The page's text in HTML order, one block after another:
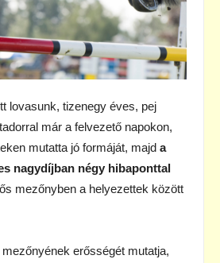
lovasunk, tizenegy éves, pej
már a felvezető napokon,
mutatta jó formáját, majd a
nagydíjban négy hibaponttal
mezőnyben a helyezettek között
erősségét mutatja,